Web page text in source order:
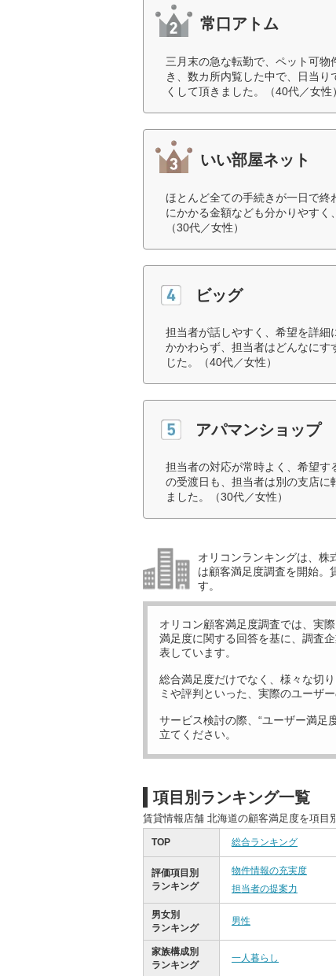
常口アトム
三月末の急な転勤で、ペット可
き、数カ所内覧した中で、日当
くして頂きました。（40代／女性）
いい部屋ネット
ほとんど全ての手続きが一日で終
にかかる金額なども分かりやすく
（30代／女性）
ビッグ
担当者が話しやすく、希望を詳細
かかわらず、担当者はどんなに
じた。（40代／女性）
アパマンショップ
担当者の対応が常時よく、希望
の受渡日も、担当者は別の支店に
ました。（30代／女性）
オリコンランキングは、株
は顧客満足度調査を開始。
す。
オリコン顧客満足度調査では、実
満足度に関する回答を基に、調査
表しています。
総合満足度だけでなく、様々な切
ミや評判といった、実際のユーザ
サービス検討の際、“ユーザー満足
立てください。
項目別ランキング一覧
賃貸情報店舗 北海道の顧客満足度を項目
TOP 総合ランキング
評価項目別
ランキング
物件情報の充実度
担当者の提案力
男女別
ランキング
男性
家族構成別
ランキング
一人暮らし